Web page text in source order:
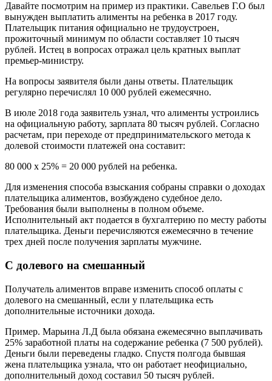
Давайте посмотрим на пример из практики. Савельев Г.О был
вынужден выплатить алименты на ребенка в 2017 году.
Плательщик питания официально не трудоустроен,
прожиточный минимум по области составляет 10 тысяч
рублей. Истец в вопросах отражал цель кратных выплат
премьер-министру.
На вопросы заявителя были даны ответы. Плательщик
регулярно перечислял 10 000 рублей ежемесячно.
В июле 2018 года заявитель узнал, что алименты устроились
на официальную работу, зарплата 80 тысяч рублей. Согласно
расчетам, при переходе от предпринимательского метода к
долевой стоимости платежей она составит:
80 000 х 25% = 20 000 рублей на ребенка.
Для изменения способа взыскания собраны справки о доходах
плательщика алиментов, возбуждено судебное дело.
Требования были выполнены в полном объеме.
Исполнительный акт подается в бухгалтерию по месту работы
плательщика. Деньги перечисляются ежемесячно в течение
трех дней после получения зарплаты мужчине.
С долевого на смешанный
Получатель алиментов вправе изменить способ оплаты с
долевого на смешанный, если у плательщика есть
дополнительные источники дохода.
Пример. Марьина Л.Д была обязана ежемесячно выплачивать
25% заработной платы на содержание ребенка (7 500 рублей).
Деньги были переведены гладко. Спустя полгода бывшая
жена плательщика узнала, что он работает неофициально,
дополнительный доход составил 50 тысяч рублей.